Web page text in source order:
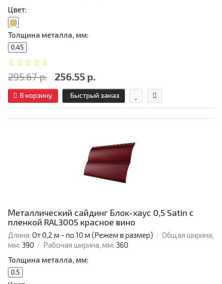
Цвет:
Толщина металла, мм:
0.45
295.67 р. 256.55 р.
В корзину Быстрый заказ
Металлический сайдинг Блок-хаус 0,5 Satin с
пленкой RAL3005 красное вино
Длина: От 0,2 м - по 10 м (Режем в размер)
Общая ширина,
мм: 390 Рабочая ширина, мм: 360
Толщина металла, мм:
0.5